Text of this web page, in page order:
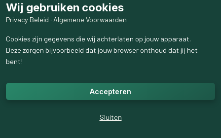
Wij gebruiken cookies
Privacy Beleid · Algemene Voorwaarden
Cookies zijn gegevens die wij achterlaten op jouw apparaat.
Deze zorgen bijvoorbeeld dat jouw browser onthoud dat jij het
bent!
Accepteren
Sluiten